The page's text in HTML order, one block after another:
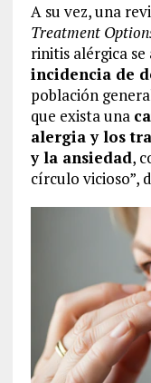
A su vez, una
Treatment
rinitis alérgica se
incidencia de
población
que exista una
alergia y los
y la ansiedad,
círculo vicioso”,